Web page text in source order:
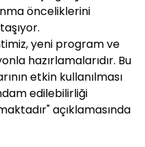
önceliklerini
yeni program ve
hazırlamalarıdır. Bu
etkin kullanılması
edilebilirliği
açıklamasında